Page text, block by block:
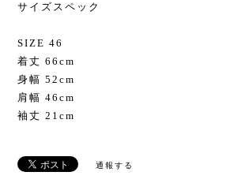
サイズスペック
SIZE 46
着丈 66cm
身幅 52cm
肩幅 46cm
袖丈 21cm
通報する